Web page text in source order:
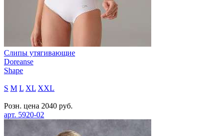
Слипы утягивающие
Doreanse
Shape
S M L XL XXL
Розн. цена 2040 руб.
арт. 5920-02